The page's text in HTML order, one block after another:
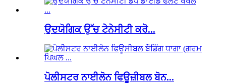
ਉਦਯੋਗਿਕ ਉੱਚ ਟੇਨੇਸੀਟੀ ਕਰੋ...
ਪੋਲੀਸਟਰ ਨਾਈਲੋਨ ਫਿਊਜ਼ੀਬਲ ਬੋਨ...